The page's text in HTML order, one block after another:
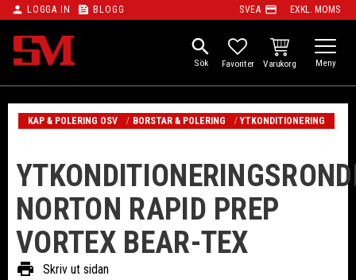
Meny
person LOGGA IN feed BLOGG SVEA payment EXKL. MOMS
search
FAVORITER
KUNDVAGN
KAP & POLERING OSV BORSTAR & POLERING YTKONDITIONERING
NORTON RAPID PREP
VORTEX BEAR-TEX
print Skriv ut sidan